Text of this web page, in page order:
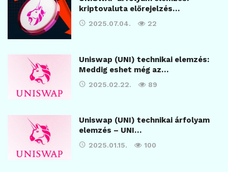
kriptovaluta előrejelzés…
2025.07.04. 22
Uniswap (UNI) technikai elemzés:
Meddig eshet még az…
2025.02.22. 89
Uniswap (UNI) technikai árfolyam
elemzés – UNI…
2025.01.15. 100